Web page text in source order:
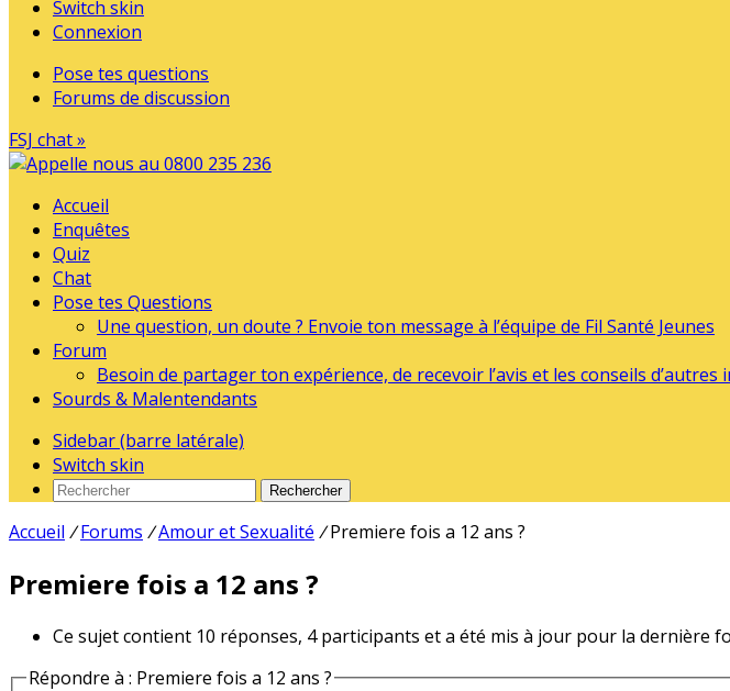
Switch skin
Connexion
Pose tes questions
Forums de discussion
FSJ chat »
Accueil
Enquêtes
Quiz
Chat
Pose tes Questions
Une question, un doute ? Envoie ton message à l’équipe de Fil Santé Jeunes
Forum
Besoin de partager ton expérience, de recevoir l’avis et les conseils
Sourds & Malentendants
Sidebar (barre latérale)
Switch skin
Rechercher
Accueil / Forums /Amour et Sexualité / Premiere fois a 12 ans ?
Premiere fois a 12 ans ?
Ce sujet contient 10 réponses, 4 participants et a été mis à jour pour la dernière
Répondre à : Premiere fois a 12 ans ?